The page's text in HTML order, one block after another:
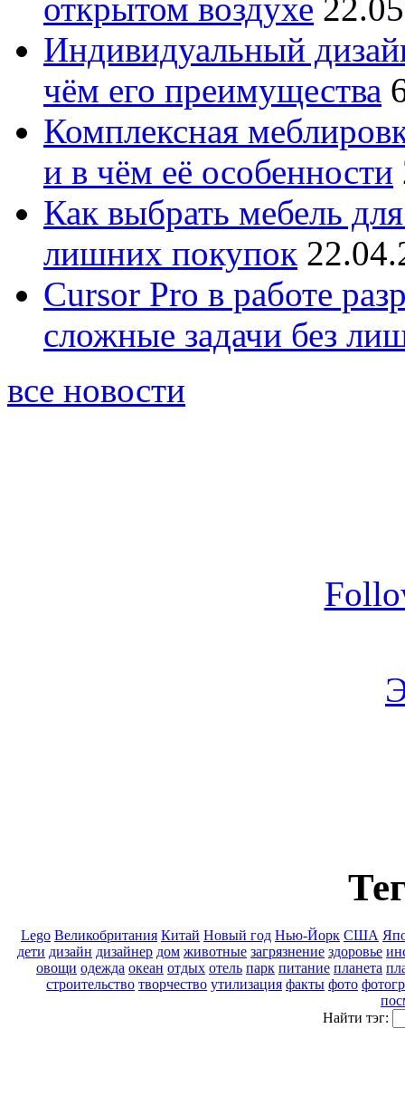
открытом воздухе
Индивидуальный
чём его преимущества
Комплексная
и в чём её особенности
Как выбрать мебель
лишних покупок
Cursor Pro в работе
сложные задачи без
все новости
Lego Великобритания Китай Новый год Нью-Йорк США
дети дизайн дизайнер дом животные загрязнение здоровье
овощи одежда океан отдых отель парк питание планета
строительство творчество утилизация факты фото
Найти тэг: